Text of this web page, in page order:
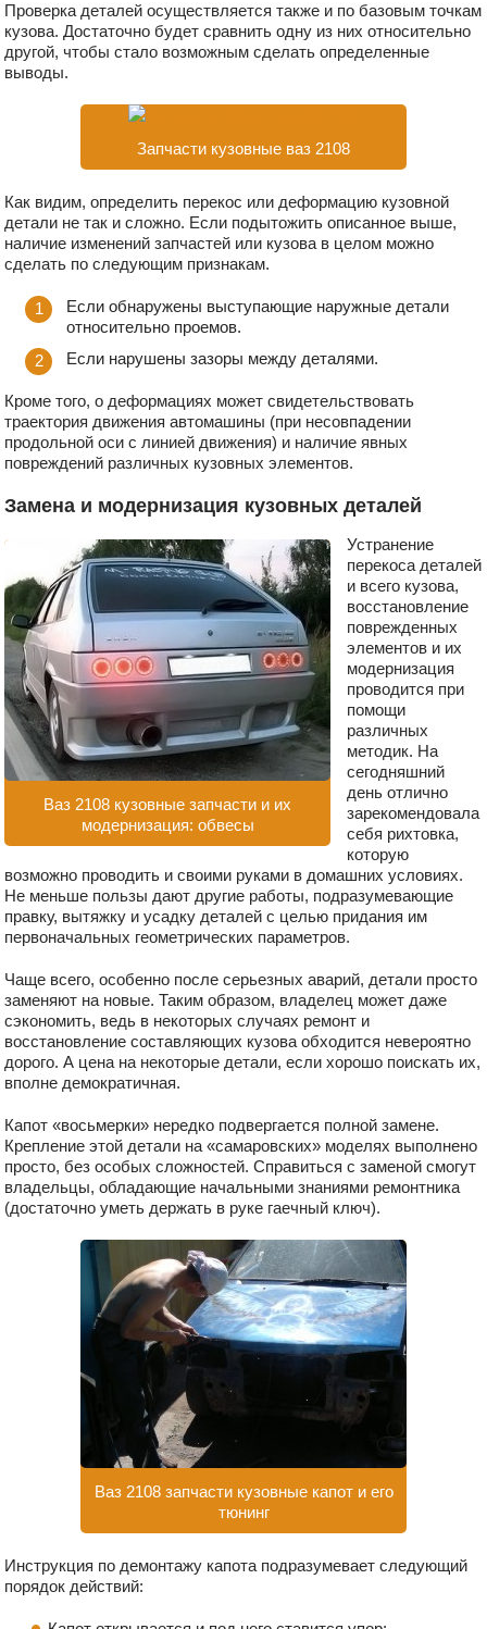
Проверка деталей осуществляется также и по базовым точкам
кузова. Достаточно будет сравнить одну из них относительно
другой, чтобы стало возможным сделать определенные
выводы.
Запчасти кузовные ваз 2108
Как видим, определить перекос или деформацию кузовной
детали не так и сложно. Если подытожить описанное выше,
наличие изменений запчастей или кузова в целом можно
сделать по следующим признакам.
Если обнаружены выступающие наружные детали
относительно проемов.
Если нарушены зазоры между деталями.
Кроме того, о деформациях может свидетельствовать
траектория движения автомашины (при несовпадении
продольной оси с линией движения) и наличие явных
повреждений различных кузовных элементов.
Замена и модернизация кузовных деталей
Ваз 2108 кузовные запчасти и их
модернизация: обвесы
Устранение
перекоса деталей
и всего кузова,
восстановление
поврежденных
элементов и их
модернизация
проводится при
помощи
различных
методик. На
сегодняшний
день отлично
зарекомендовала
себя рихтовка,
которую
возможно проводить и своими руками в домашних условиях.
Не меньше пользы дают другие работы, подразумевающие
правку, вытяжку и усадку деталей с целью придания им
первоначальных геометрических параметров.
Чаще всего, особенно после серьезных аварий, детали просто
заменяют на новые. Таким образом, владелец может даже
сэкономить, ведь в некоторых случаях ремонт и
восстановление составляющих кузова обходится невероятно
дорого. А цена на некоторые детали, если хорошо поискать их,
вполне демократичная.
Капот «восьмерки» нередко подвергается полной замене.
Крепление этой детали на «самаровских» моделях выполнено
просто, без особых сложностей. Справиться с заменой смогут
владельцы, обладающие начальными знаниями ремонтника
(достаточно уметь держать в руке гаечный ключ).
Ваз 2108 запчасти кузовные капот и его
тюнинг
Инструкция по демонтажу капота подразумевает следующий
порядок действий: